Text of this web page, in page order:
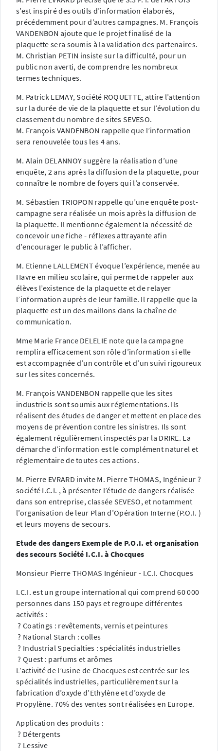
s’est inspiré des outils d’information élaborés,
précédemment pour d’autres campagnes. M. François
VANDENBON ajoute que le projet finalisé de la
plaquette sera soumis à la validation des partenaires.
M. Christian PETIN insiste sur la difficulté, pour un
public non averti, de comprendre les nombreux
termes techniques.
M. Patrick LEMAY, Société ROQUETTE, attire l’attention
sur la durée de vie de la plaquette et sur l’évolution du
classement du nombre de sites SEVESO.
M. François VANDENBON rappelle que l’information
sera renouvelée tous les 4 ans.
M. Alain DELANNOY suggère la réalisation d’une
enquête, 2 ans après la diffusion de la plaquette, pour
connaître le nombre de foyers qui l’a conservée.
M. Sébastien TRIOPON rappelle qu’une enquête post-
campagne sera réalisée un mois après la diffusion de
la plaquette. Il mentionne également la nécessité de
concevoir une fiche - réflexes attrayante afin
d’encourager le public à l’afficher.
M. Etienne LALLEMENT évoque l’expérience, menée au
Havre en milieu scolaire, qui permet de rappeler aux
élèves l’existence de la plaquette et de relayer
l’information auprès de leur famille. Il rappelle que la
plaquette est un des maillons dans la chaîne de
communication.
Mme Marie France DELELIE note que la campagne
remplira efficacement son rôle d’information si elle
est accompagnée d’un contrôle et d’un suivi rigoureux
sur les sites concernés.
M. François VANDENBON rappelle que les sites
industriels sont soumis aux réglementations. Ils
réalisent des études de danger et mettent en place des
moyens de prévention contre les sinistres. Ils sont
également régulièrement inspectés par la DRIRE. La
démarche d’information est le complément naturel et
réglementaire de toutes ces actions.
M. Pierre EVRARD invite M. Pierre THOMAS, Ingénieur ?
société I.C.I. , à présenter l’étude de dangers réalisée
dans son entreprise, classée SEVESO, et notamment
l’organisation de leur Plan d’Opération Interne (P.O.I. )
et leurs moyens de secours.
Etude des dangers Exemple de P.O.I. et organisation
des secours Société I.C.I. à Chocques
Monsieur Pierre THOMAS Ingénieur - I.C.I. Chocques
I.C.I. est un groupe international qui comprend 60 000
personnes dans 150 pays et regroupe différentes
activités :
? Coatings : revêtements, vernis et peintures
? National Starch : colles
? Industrial Specialties : spécialités industrielles
? Quest : parfums et arômes
L’activité de l’usine de Chocques est centrée sur les
spécialités industrielles, particulièrement sur la
fabrication d’oxyde d’Ethylène et d’oxyde de
Propylène. 70% des ventes sont réalisées en Europe.
Application des produits :
? Détergents
? Lessive